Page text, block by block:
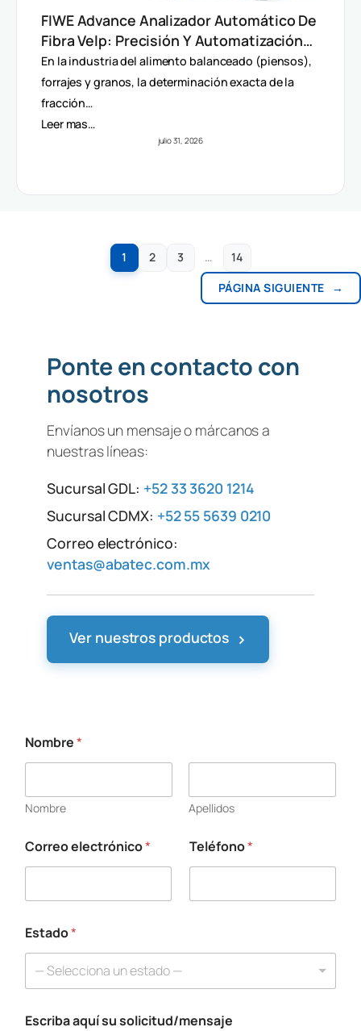
FIWE Advance Analizador Automático De
Fibra Velp: Precisión Y Automatización
En Método Van Soest
En la industria del alimento balanceado (piensos),
forrajes y granos, la determinación exacta de la
fracción…
Leer mas…
julio 31, 2026
1 2 3 …
14
PÁGINA SIGUIENTE
→
Ponte en contacto con
nosotros
Envíanos un mensaje o márcanos a
nuestras líneas:
Sucursal GDL: +52 33 3620 1214
Sucursal CDMX: +52 55 5639 0210
Correo electrónico:
ventas@abatec.com.mx
Ver nuestros productos ›
s
u
*
Nombre*
Nombre Apellidos
Correo electrónico* Teléfono*
Estado*
— Selecciona un estado —
Escriba aquí su solicitud/mensaje